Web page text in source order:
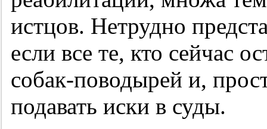
истцов. Нетрудно
если все те, кто сейчас
собак-поводырей и,
подавать иски в суды.